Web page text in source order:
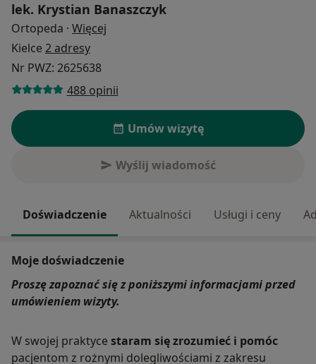
lek. Krystian Banaszczyk
Ortopeda · Więcej
Kielce 2 adresy
Nr PWZ: 2625638
488 opinii
Umów wizytę
Wyślij wiadomość
Doświadczenie Aktualności Usługi i ceny
Moje doświadczenie
Proszę zapoznać się z poniższymi informacjami przed
umówieniem wizyty.
W swojej praktyce staram się zrozumieć i pomóc
pacjentom z rożnymi dolegliwościami z zakresu